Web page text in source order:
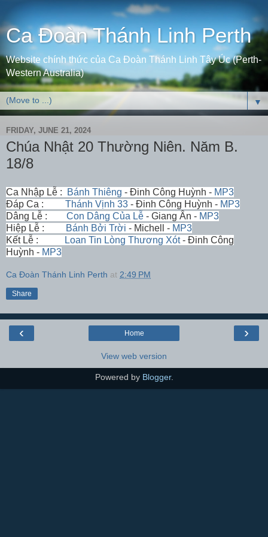
Ca Đoàn Thánh Linh Perth
Website chính thức của Ca Đoàn Thánh Linh Tây Úc (Perth-
Western Australia)
▼
FRIDAY, JUNE 21, 2024
Chúa Nhật 20 Thường Niên. Năm B.
18/8
Ca Nhập Lễ : Bánh Thiêng - Đinh Công Huỳnh - MP3
Đáp Ca :
Thánh Vịnh 33 - Đinh Công Huỳnh - MP3
Dâng Lễ : Con Dâng Của Lễ - Giang Ân - MP3
Hiệp Lễ :
Bánh Bởi Trời - Michell - MP3
Kết Lễ :
Loan Tin Lòng Thương Xót- Đinh Công
Huỳnh - MP3
Ca Đoàn Thánh Linh Perth at 2:49 PM
Share
‹ ›
Home
View web version
Powered by Blogger.